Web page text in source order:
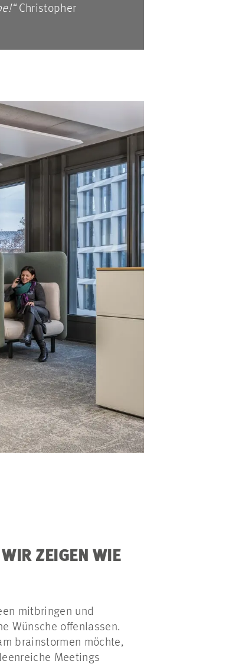
Christopher
ZEIGEN WIE
mitbringen und
Wünsche offenlassen.
brainstormen möchte,
Meetings